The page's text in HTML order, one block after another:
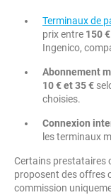
Terminaux de
prix entre 150
Ingenico,
Abonnement
10 € et 35 €
choisies.
Connexion
les terminaux
Certains prestataires
proposent des offres
commission